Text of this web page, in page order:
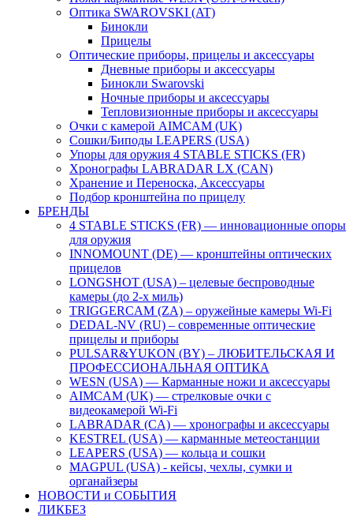
Оптика SWAROVSKI (AT)
Бинокли
Прицелы
Оптические приборы, прицелы и аксессуары
Дневные приборы и аксессуары
Бинокли Swarovski
Ночные приборы и аксессуары
Тепловизионные приборы и аксессуары
Очки с камерой AIMCAM (UK)
Сошки/Биподы LEAPERS (USA)
Упоры для оружия 4 STABLE STICKS (FR)
Хронографы LABRADAR LX (CAN)
Хранение и Переноска, Аксессуары
Подбор кронштейна по прицелу
БРЕНДЫ
4 STABLE STICKS (FR) — инновационные опоры
для оружия
INNOMOUNT (DE) — кронштейны оптических
прицелов
LONGSHOT (USA) – целевые беспроводные
камеры (до 2-х миль)
TRIGGERCAM (ZA) – оружейные камеры Wi-Fi
DEDAL-NV (RU) – современные оптические
прицелы и приборы
PULSAR&YUKON (BY) – ЛЮБИТЕЛЬСКАЯ И
ПРОФЕССИОНАЛЬНАЯ ОПТИКА
WESN (USA) — Карманные ножи и аксессуары
AIMCAM (UK) — стрелковые очки с
видеокамерой Wi-Fi
LABRADAR (CA) — хронографы и аксессуары
KESTREL (USA) — карманные метеостанции
LEAPERS (USA) — кольца и сошки
MAGPUL (USA) - кейсы, чехлы, сумки и
органайзеры
НОВОСТИ и СОБЫТИЯ
ЛИКБЕЗ